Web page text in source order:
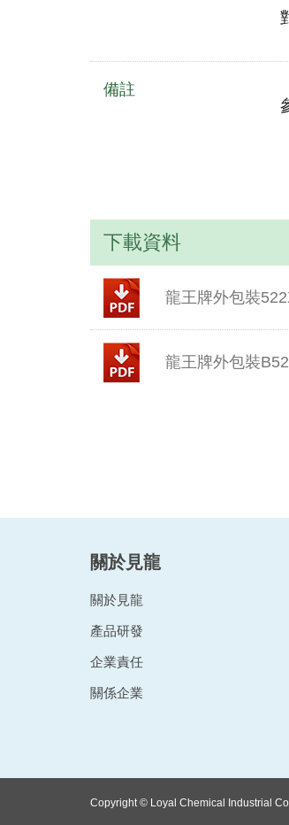
備註
下載資料
龍王牌外包裝
龍王牌外包裝
關於見龍
關於見龍
產品研發
企業責任
關係企業
Copyright © Loyal Chemical Industrial